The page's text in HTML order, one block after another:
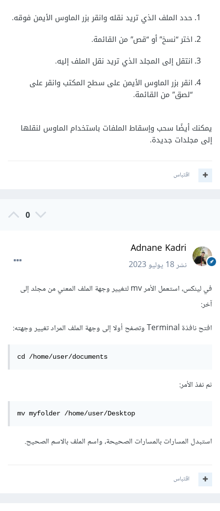
حدد الملف الذي تريد نقله وانقر بزر الماوس الأيمن فوقه.
اختر “نسخ” أو “قص” من القائمة.
انتقل إلى المجلد الذي تريد نقل الملف إليه.
انقر بزر الماوس الأيمن على سطح المكتب وانقر على
“لصق” من القائمة.
يمكنك أيضًا سحب وإسقاط الملفات باستخدام الماوس لنقلها
إلى مجلدات جديدة.
اقتباس
0
Adnane Kadri
نشر18 يوليو 2023
في لينكس، استعمل الأمر mv لتغيير وجهة الملف المعني من مجلد إلى
آخر:
افتح نافذة Terminal وتصفح أولا إلى وجهة الملف المراد تغيير وجهته:
cd /home/user/documents
ثم نفذ الأمر:
mv myfolder /home/user/Desktop
استبدل المسارات بالمسارات الصحيحة، واسم الملف بالاسم الصحيح.
اقتباس